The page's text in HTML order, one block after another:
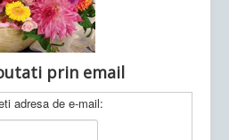
prin email
adresa de e-mail: